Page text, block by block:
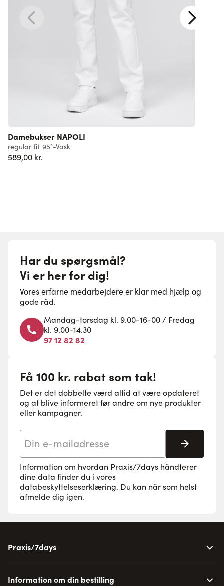
Damebukser NAPOLI
regular fit 95°-Vask
589,00 kr.
Har du spørgsmål?
Vi er her for dig!
Vores erfarne medarbejdere er klar med hjælp og
gode råd.
Mandag-torsdag kl. 9.00-16-00 / Fredag
kl. 9.00-14.30
97 12 82 82
Få 100 kr. rabat som tak!
Det er det dobbelte værd altid at være opdateret
og at blive informeret før andre om nye produkter
eller kampagner.
Tilmeld
Information om hvordan Praxis/7days håndterer
dine data finder du i vores
databeskyttelseserklæring. Du kan når som helst
afmelde dig igen.
Praxis/7days
Information om din bestilling